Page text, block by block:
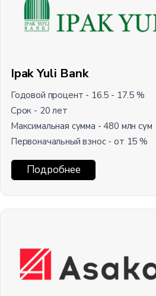
Ipak Yuli Bank
Годовой процент - 16.5 - 17.5 %
Срок - 20 лет
Максимальная сумма - 480 млн сум
Первоначальный взнос - от 15 %
Подробнее